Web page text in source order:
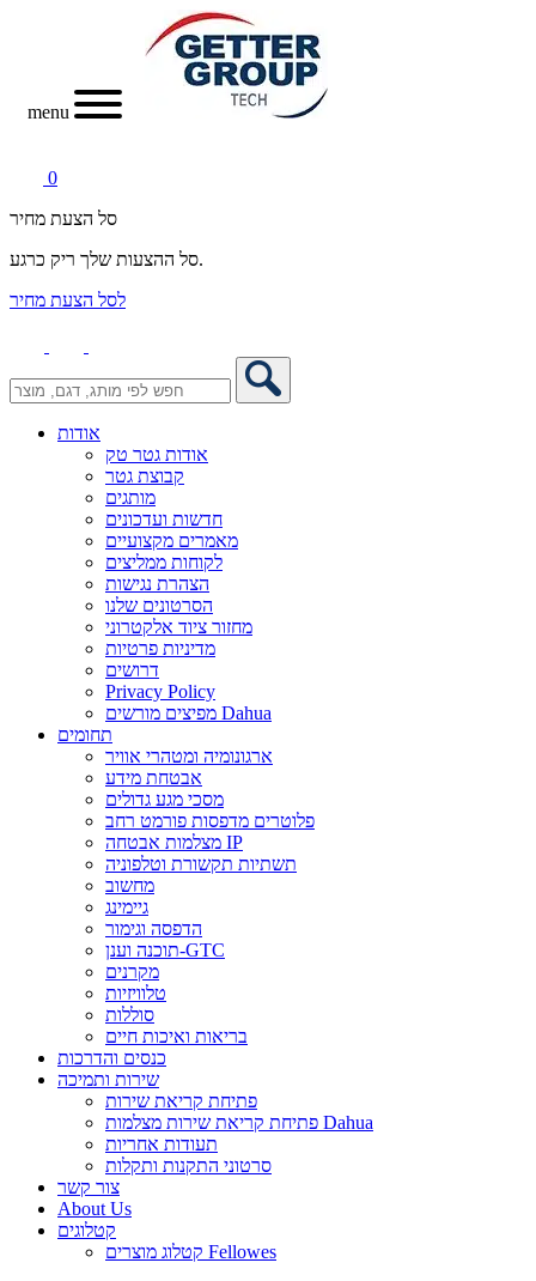
menu
0
סל הצעת מחיר
סל ההצעות שלך ריק כרגע.
לסל הצעת מחיר
אודות
אודות גטר טק
קבוצת גטר
מותגים
חדשות ועדכונים
מאמרים מקצועיים
לקוחות ממליצים
הצהרת נגישות
הסרטונים שלנו
מחזור ציוד אלקטרוני
מדיניות פרטיות
דרושים
Privacy Policy
מפיצים מורשים Dahua
תחומים
ארגונומיה ומטהרי אוויר
אבטחת מידע
מסכי מגע גדולים
פלוטרים מדפסות פורמט רחב
מצלמות אבטחה IP
תשתיות תקשורת וטלפוניה
מחשוב
גיימינג
הדפסה וגימור
תוכנה וענן-GTC
מקרנים
טלוויזיות
סוללות
בריאות ואיכות חיים
כנסים והדרכות
שירות ותמיכה
פתיחת קריאת שירות
פתיחת קריאת שירות מצלמות Dahua
תעודות אחריות
סרטוני התקנות ותקלות
צור קשר
About Us
קטלוגים
קטלוג מוצרים Fellowes